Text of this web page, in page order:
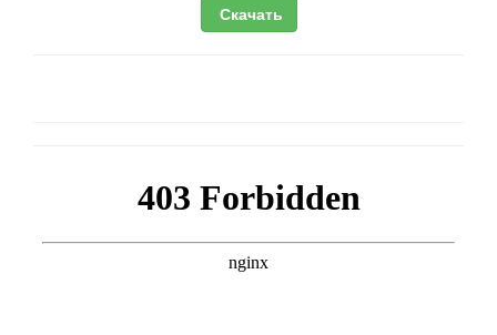
Скачать